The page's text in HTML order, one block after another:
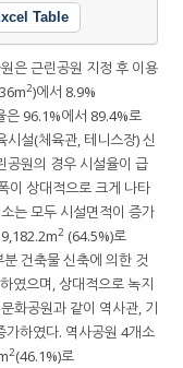
Table
은 근린공원 지정 후 이용
2)에서 8.9%
은 96.1%에서 89.4%로
설(체육관, 테니스장) 신
공원의 경우 시설율이 급
이 상대적으로 크게 나타
는 모두 시설면적이 증가
2 (64.5%)로
건축물 신축에 의한 것
였으며, 상대적으로 녹지
화공원과 같이 역사관, 기
가하였다. 역사공원 4개소
2(46.1%)로